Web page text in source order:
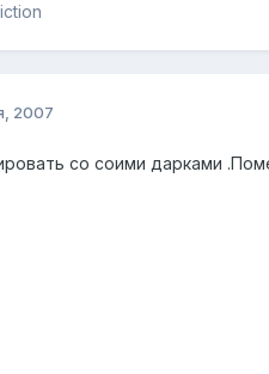
2007
со соими дарками